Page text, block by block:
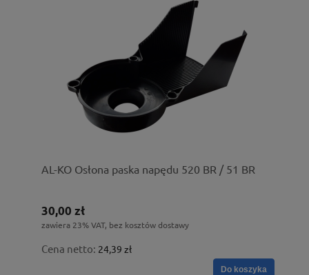
AL-KO Osłona paska napędu 520 BR / 51 BR
30,00 zł
zawiera 23% VAT, bez kosztów dostawy
Cena netto: 24,39 zł
Do koszyka